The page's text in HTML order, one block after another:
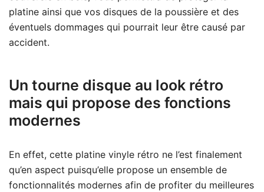
platine ainsi que vos disques de la poussière et des
éventuels dommages qui pourrait leur être causé par
accident.
Un tourne disque au look rétro
mais qui propose des fonctions
modernes
En effet, cette platine vinyle rétro ne l’est finalement
qu’en aspect puisqu’elle propose un ensemble de
fonctionnalités modernes afin de profiter du meilleures